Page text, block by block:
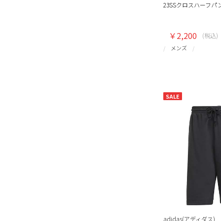
23SSクロスハーフパ
メンズ
￥2,200 (税込)
SALE
adidas(アディダス)